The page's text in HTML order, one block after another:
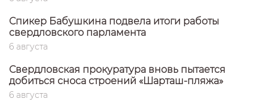
Спикер Бабушкина подвела итоги работы
свердловского парламента
6 августа
Свердловская прокуратура вновь пытается
добиться сноса строений «Шарташ-пляжа»
6 августа